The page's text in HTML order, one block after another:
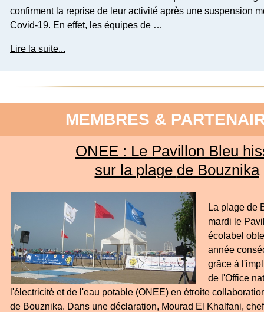
confirment la reprise de leur activité après une suspension
Covid-19. En effet, les équipes de …
Lire la suite...
MEMBRES &
ONEE : Le Pavillon Bleu
sur la plage de Bouznika
La plage de
mardi le
écolabel
année
grâce à
de l'Office
l'électricité et de l'eau potable (ONEE) en étroite
de Bouznika. Dans une déclaration, Mourad El Khalfani,